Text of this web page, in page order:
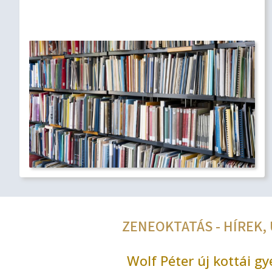
ZENEOKTATÁS - HÍREK,
Wolf Péter új kottái